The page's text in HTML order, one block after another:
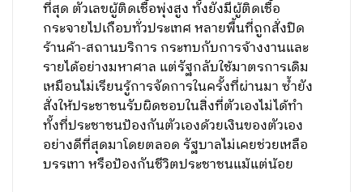
ที่สุด ตัวเลขผู้ติดเชื้อพุ่งสูง ทั้งยังมีผู้ติดเชื้อ
กระจายไปเกือบทั่วประเทศ หลายพื้นที่ถูกสั่งปิด
ร้านค้า-สถานบริการ กระทบกับการจ้างงานและ
รายได้อย่างมหาศาล แต่รัฐกลับใช้มาตรการเดิม
เหมือนไม่เรียนรู้การจัดการในครั้งที่ผ่านมา ซ้ำยัง
สั่งให้ประชาชนรับผิดชอบในสิ่งที่ตัวเองไม่ได้ทำ
ทั้งที่ประชาชนป้องกันตัวเองด้วยเงินของตัวเอง
อย่างดีที่สุดมาโดยตลอด รัฐบาลไม่เคยช่วยเหลือ
บรรเทา หรือป้องกันชีวิตประชาชนแม้แต่น้อย